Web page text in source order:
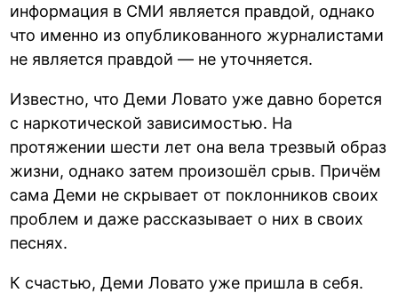
информация в СМИ является правдой, однако
что именно из опубликованного журналистами
не является правдой — не уточняется.
Известно, что Деми Ловато уже давно борется
с наркотической зависимостью. На
протяжении шести лет она вела трезвый образ
жизни, однако затем произошёл срыв. Причём
сама Деми не скрывает от поклонников своих
проблем и даже рассказывает о них в своих
песнях.
К счастью, Деми Ловато уже пришла в себя.